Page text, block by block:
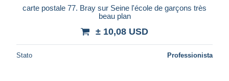
carte postale 77. Bray sur Seine l'école de garçons très
beau plan
± 10,08 USD
Stato Professionista